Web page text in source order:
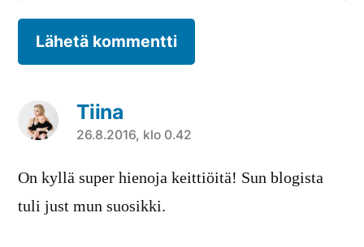
Tiina
sanoo:
26.8.2016, klo 0.42
On kyllä super hienoja keittiöitä! Sun blogista
tuli just mun suosikki.